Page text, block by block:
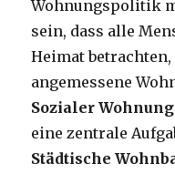
Wohnungspolitik
sein, dass alle
Heimat
angemessene
Sozialer
eine zentrale
Städtische